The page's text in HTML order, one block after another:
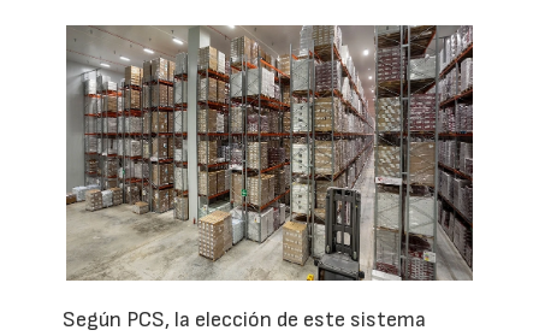
Según PCS, la elección de este sistema